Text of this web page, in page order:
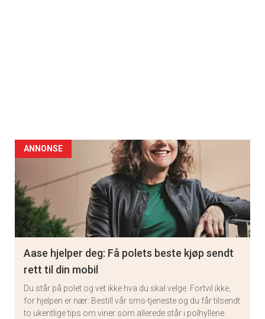
ANNONSE
Aase hjelper deg: Få polets beste kjøp sendt
rett til din mobil
Du står på polet og vet ikke hva du skal velge. Fortvil ikke,
for hjelpen er nær: Bestill vår sms-tjeneste og du får tilsendt
to ukentlige tips om viner som allerede står i polhyllene.